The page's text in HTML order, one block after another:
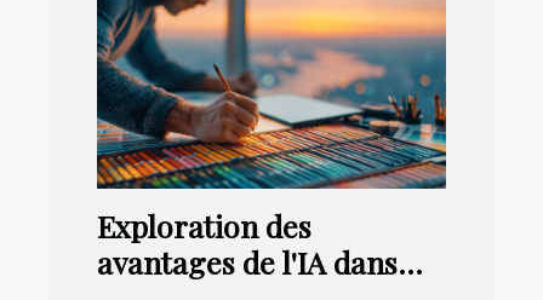
Exploration des
avantages de l'IA dans